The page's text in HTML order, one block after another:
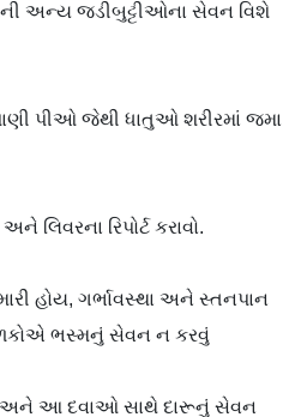
અન્ય જડીબુટ્ટીઓના સેવન વિશે
પીઓ જેથી ધાતુઓ શરીરમાં જમા
લિવરના રિપોર્ટ કરાવો.
હોય, ગર્ભાવસ્થા અને સ્તનપાન
ભસ્મનું સેવન ન કરવું
અને આ દવાઓ સાથે દારૂનું સેવન